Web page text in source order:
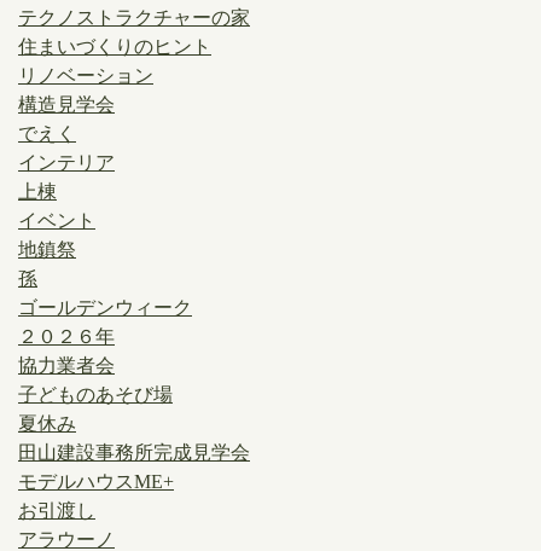
テクノストラクチャーの家
住まいづくりのヒント
リノベーション
構造見学会
でえく
インテリア
上棟
イベント
地鎮祭
孫
ゴールデンウィーク
２０２６年
協力業者会
子どものあそび場
夏休み
田山建設事務所完成見学会
モデルハウスME+
お引渡し
アラウーノ